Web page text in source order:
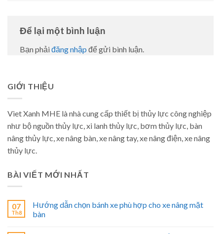
Để lại một bình luận
Bạn phải đăng nhập để gửi bình luận.
GIỚI THIỆU
Viet Xanh MHE là nhà cung cấp thiết bị thủy lực công nghiệp
như bộ nguồn thủy lực, xi lanh thủy lực, bơm thủy lực, bàn
nâng thủy lực, xe nâng bàn, xe nâng tay, xe nâng điện, xe nâng
thủy lực.
BÀI VIẾT MỚI NHẤT
07
Th8
Hướng dẫn chọn bánh xe phù hợp cho xe nâng mặt
bàn